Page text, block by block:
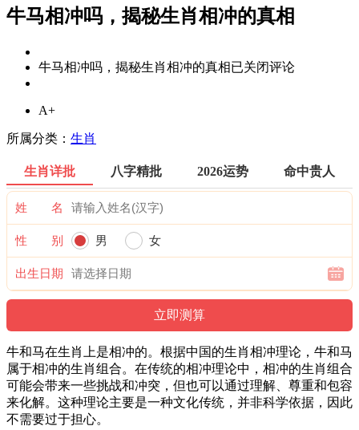
牛马相冲吗，揭秘生肖相冲的真相
牛马相冲吗，揭秘生肖相冲的真相已关闭评论
A+
所属分类： 生肖
生肖详批 八字精批 2026运势 命中贵人
姓 名
性 别 男 女
出生日期
牛和马在生肖上是相冲的。根据中国的生肖相冲理论，牛和马
属于相冲的生肖组合。在传统的相冲理论中，相冲的生肖组合
可能会带来一些挑战和冲突，但也可以通过理解、尊重和包容
来化解。这种理论主要是一种文化传统，并非科学依据，因此
不需要过于担心。